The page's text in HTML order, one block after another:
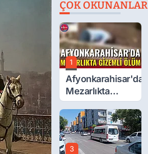
ÇOK OKUNANLAR
1
Afyonkarahisar'da
Mezarlıkta
Gizemli Ölüm
3